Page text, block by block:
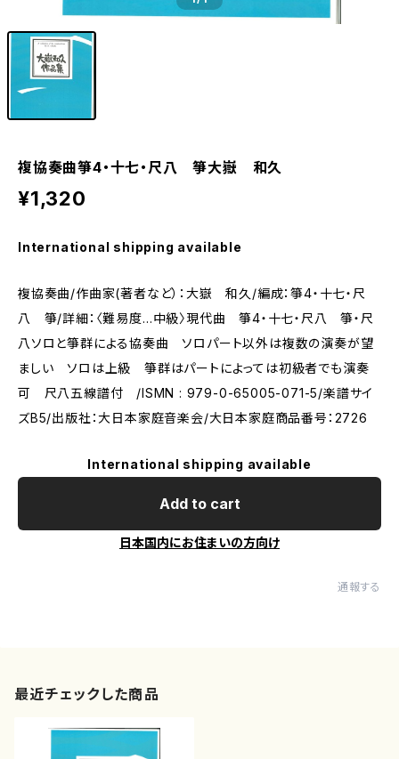
複協奏曲箏4・十七・尺八 箏大嶽 和久
¥1,320
International shipping available
複協奏曲/作曲家(著者など）：大嶽 和久/編成：箏4・十七・尺
八 箏/詳細：〈難易度…中級〉現代曲 箏4・十七・尺八 箏・尺
八ソロと箏群による協奏曲 ソロパート以外は複数の演奏が望
ましい ソロは上級 箏群はパートによっては初級者でも演奏
可 尺八五線譜付 /ISMN : 979-0-65005-071-5/楽譜サイ
ズB5/出版社：大日本家庭音楽会/大日本家庭商品番号：2726
International shipping available
Add to cart
日本国内にお住まいの方向け
通報する
最近チェックした商品